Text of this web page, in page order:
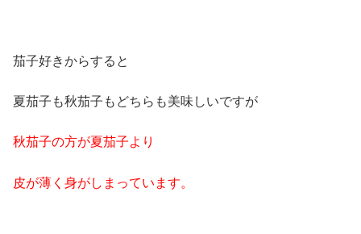
茄子好きからすると
夏茄子も秋茄子もどちらも美味しいですが
秋茄子の方が夏茄子より
皮が薄く身がしまっています。